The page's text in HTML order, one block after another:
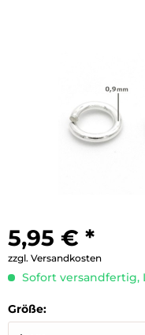
5,95 € *
zzgl. Versandkosten
Sofort versandfertig,
Größe: